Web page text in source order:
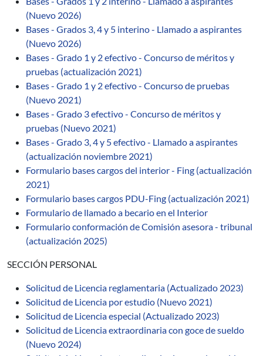
(Nuevo 2026)
Bases - Grados 3, 4 y 5 interino - Llamado a aspirantes
(Nuevo 2026)
Bases - Grado 1 y 2 efectivo - Concurso de méritos y
pruebas (actualización 2021)
Bases - Grado 1 y 2 efectivo - Concurso de pruebas
(Nuevo 2021)
Bases - Grado 3 efectivo - Concurso de méritos y
pruebas (Nuevo 2021)
Bases - Grado 3, 4 y 5 efectivo - Llamado a aspirantes
(actualización noviembre 2021)
Formulario bases cargos del interior - Fing (actualización
2021)
Formulario bases cargos PDU-Fing (actualización 2021)
Formulario de llamado a becario en el Interior
Formulario conformación de Comisión asesora - tribunal
(actualización 2025)
SECCIÓN PERSONAL
Solicitud de Licencia reglamentaria (Actualizado 2023)
Solicitud de Licencia por estudio (Nuevo 2021)
Solicitud de Licencia especial (Actualizado 2023)
Solicitud de Licencia extraordinaria con goce de sueldo
(Nuevo 2024)